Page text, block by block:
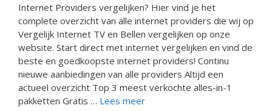
Internet Providers vergelijken? Hier vind je het
complete overzicht van alle internet providers die wij op
Vergelijk Internet TV en Bellen vergelijken op onze
website. Start direct met internet vergelijken en vind de
beste en goedkoopste internet providers! Continu
nieuwe aanbiedingen van alle providers Altijd een
actueel overzicht Top 3 meest verkochte alles-in-1
pakketten Gratis … Lees meer